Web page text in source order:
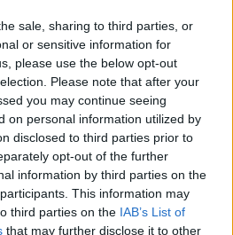
sale, sharing to third parties, or
or sensitive information for
please use the below opt-out
Please note that after your
you may continue seeing
on personal information utilized by
disclosed to third parties prior to
opt-out of the further
information by third parties on the
This information may
third parties on the IAB’s List of
that may further disclose it to other
però, emerge ancheuna criticità
domiciliare agli anziani.
è infatti tra le ultime province italiane
all’assistenza domiciliare
addirittura all'ultimo posto
e Crotone,con un valore
dato che colpisce perché arriva
presenza universitaria e sanitaria.